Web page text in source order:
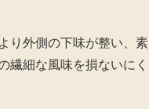
り外側の下味が整い、素
繊細な風味を損ないにく